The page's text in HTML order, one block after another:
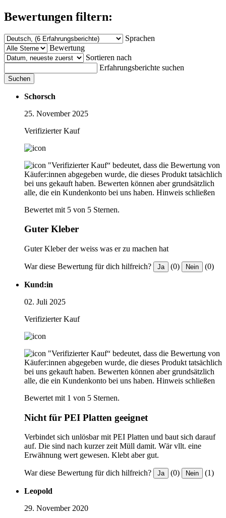
Bewertungen filtern:
Sprachen
Bewertung
Sortieren nach
Erfahrungsberichte suchen
Suchen
Schorsch
25. November 2025
Verifizierter Kauf
"Verifizierter Kauf“ bedeutet, dass die Bewertung von
Käufer:innen abgegeben wurde, die dieses Produkt tatsächlich
bei uns gekauft haben. Bewerten können aber grundsätzlich
alle, die ein Kundenkonto bei uns haben. Hinweis schließen
Bewertet mit 5 von 5 Sternen.
Guter Kleber
Guter Kleber der weiss was er zu machen hat
War diese Bewertung für dich hilfreich? Ja (0) Nein (0)
Kund:in
02. Juli 2025
Verifizierter Kauf
"Verifizierter Kauf“ bedeutet, dass die Bewertung von
Käufer:innen abgegeben wurde, die dieses Produkt tatsächlich
bei uns gekauft haben. Bewerten können aber grundsätzlich
alle, die ein Kundenkonto bei uns haben. Hinweis schließen
Bewertet mit 1 von 5 Sternen.
Nicht für PEI Platten geeignet
Verbindet sich unlösbar mit PEI Platten und baut sich darauf
auf. Die sind nach kurzer zeit Müll damit. Wär vllt. eine
Erwähnung wert gewesen. Klebt aber gut.
War diese Bewertung für dich hilfreich? Ja (0) Nein (1)
Leopold
29. November 2020